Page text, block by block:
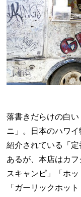
落書きだらけの白
ニ」。日本のハワ
紹介されている「
あるが、本店はカ
スキャンピ」「ホッ
「ガーリックホッ